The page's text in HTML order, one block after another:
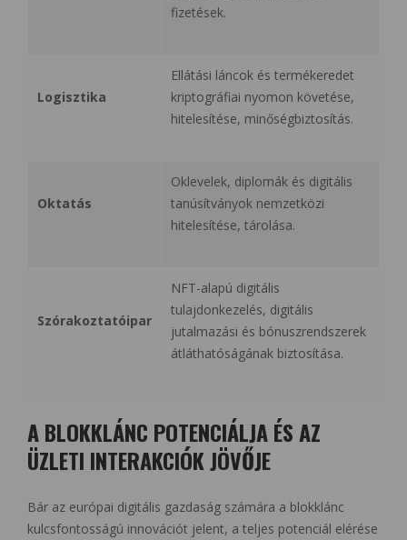
fizetések.
Logisztika
Ellátási láncok és termékeredet
kriptográfiai nyomon követése,
hitelesítése, minőségbiztosítás.
Oktatás
Oklevelek, diplomák és digitális
tanúsítványok nemzetközi
hitelesítése, tárolása.
Szórakoztatóipar
NFT-alapú digitális
tulajdonkezelés, digitális
jutalmazási és bónuszrendszerek
átláthatóságának biztosítása.
A BLOKKLÁNC POTENCIÁLJA ÉS AZ
ÜZLETI INTERAKCIÓK JÖVŐJE
Bár az európai digitális gazdaság számára a blokklánc
kulcsfontosságú innovációt jelent, a teljes potenciál elérése